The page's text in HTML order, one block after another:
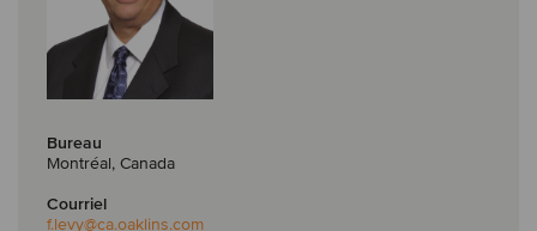
Bureau
Montréal, Canada
Courriel
f.levy@ca.oaklins.com